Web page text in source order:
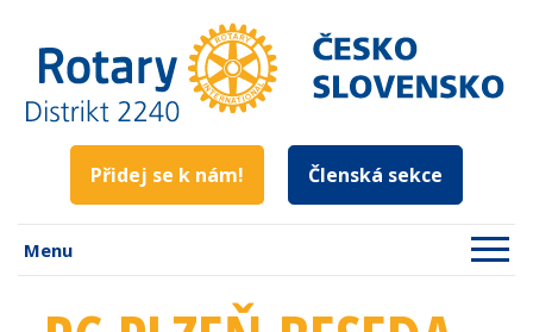
Přidej se k nám! Členská sekce
Menu